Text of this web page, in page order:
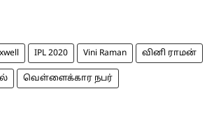
IPL 2020 Vini Raman வினி ராமன்
வெள்ளைக்கார நபர்